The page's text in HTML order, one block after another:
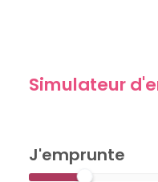
Simulateur
J'emprunte